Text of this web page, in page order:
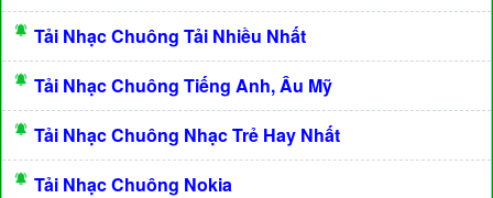
Tải Nhạc Chuông Tải Nhiều Nhất
Tải Nhạc Chuông Tiếng Anh, Âu Mỹ
Tải Nhạc Chuông Nhạc Trẻ Hay Nhất
Tải Nhạc Chuông Nokia